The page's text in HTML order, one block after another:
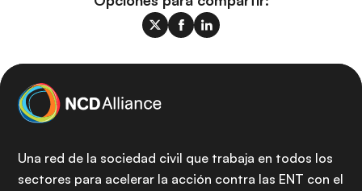
Una red de la sociedad civil que trabaja en todos los
sectores para acelerar la acción contra las ENT con el